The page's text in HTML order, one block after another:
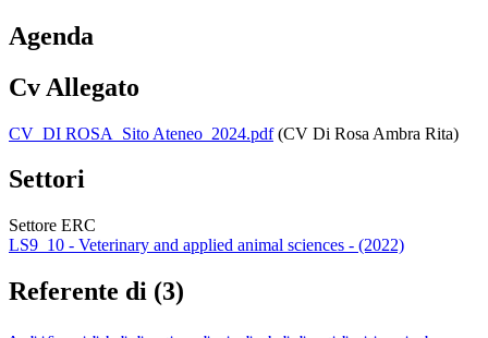
Agenda
Cv Allegato
CV_DI ROSA_Sito Ateneo_2024.pdf(CV Di Rosa Ambra Rita)
Settori
Settore ERC
LS9_10 - Veterinary and applied animal sciences - (2022)
Referente di (3)